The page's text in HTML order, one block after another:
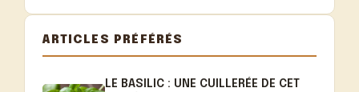
ARTICLES PRÉFÉRÉS
LE BASILIC : UNE CUILLERÉE DE CET